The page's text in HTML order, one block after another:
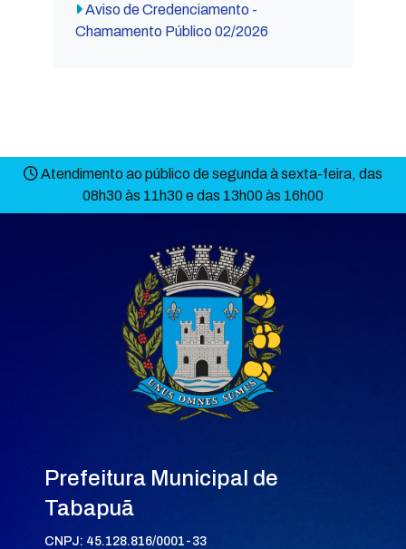
Aviso de Credenciamento -
Chamamento Público 02/2026
Atendimento ao público de segunda à sexta-feira, das
08h30 às 11h30 e das 13h00 às 16h00
Prefeitura Municipal de
Tabapuã
CNPJ: 45.128.816/0001-33